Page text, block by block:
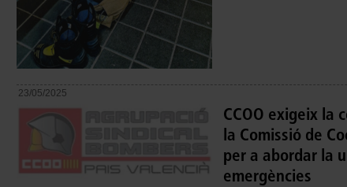
23/05/2025
CCOO exigeix la
la Comissió de
per a abordar la
emergències